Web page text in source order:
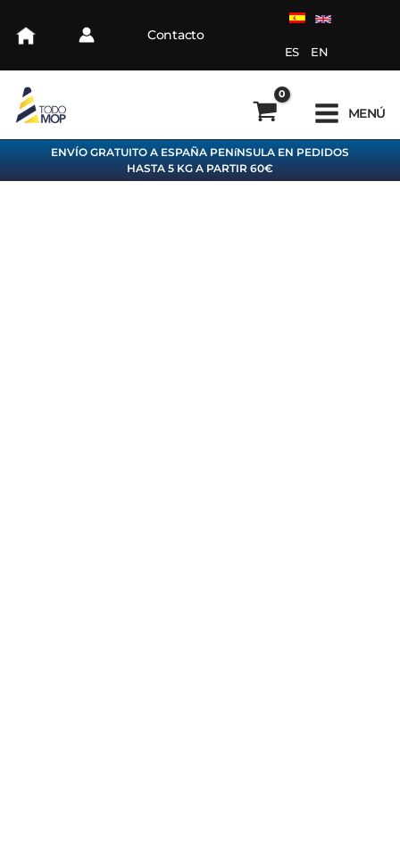
Contacto
ES EN
MENÚ
ENVÍO GRATUITO A ESPAÑA PENíNSULA EN PEDIDOS
HASTA 5 KG A PARTIR 60€